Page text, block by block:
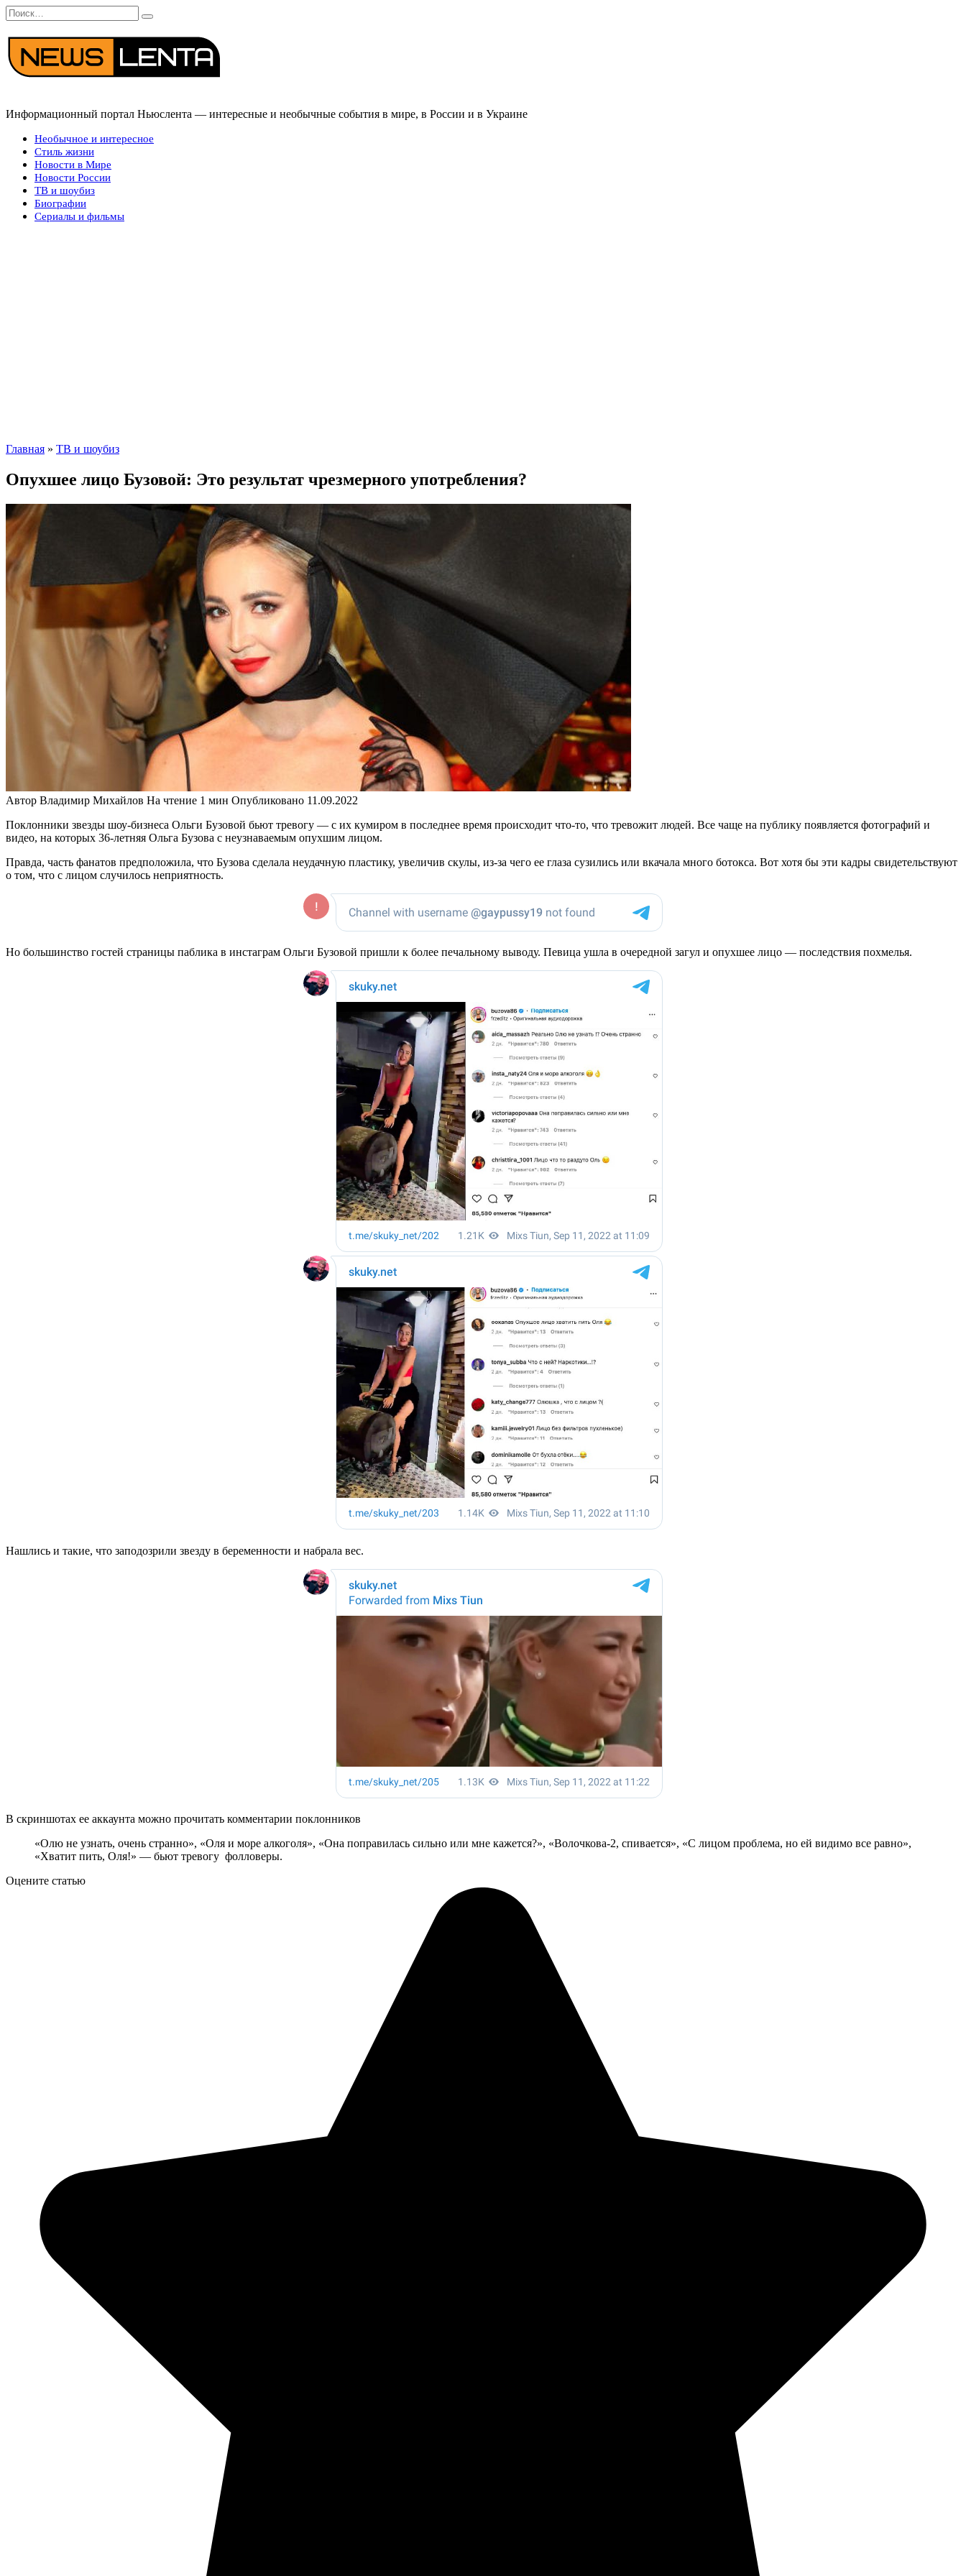
Перейти
к
содержанию
Search
for:
Информационный портал Ньюслента — интересные и необычные события в мире, в России и в Украине
Необычное и интересное
Стиль жизни
Новости в Мире
Новости России
ТВ и шоубиз
Биографии
Сериалы и фильмы
Главная » ТВ и шоубиз
Опухшее лицо Бузовой: Это результат чрезмерного употребления?
Автор Владимир Михайлов На чтение 1 мин Опубликовано 11.09.2022
Поклонники звезды шоу-бизнеса Ольги Бузовой бьют тревогу — с их кумиром в последнее время происходит что-то, что тревожит людей. Все чаще на публику появляется фотографий и
видео, на которых 36-летняя Ольга Бузова с неузнаваемым опухшим лицом.
Правда, часть фанатов предположила, что Бузова сделала неудачную пластику, увеличив скулы, из-за чего ее глаза сузились или вкачала много ботокса. Вот хотя бы эти кадры свидетельствуют
о том, что с лицом случилось неприятность.
Но большинство гостей страницы паблика в инстаграм Ольги Бузовой пришли к более печальному выводу. Певица ушла в очередной загул и опухшее лицо — последствия похмелья.
Нашлись и такие, что заподозрили звезду в беременности и набрала вес.
В скриншотах ее аккаунта можно прочитать комментарии поклонников
«Олю не узнать, очень странно», «Оля и море алкоголя», «Она поправилась сильно или мне кажется?», «Волочкова-2, спивается», «С лицом проблема, но ей видимо все равно»,
«Хватит пить, Оля!» — бьют тревогу фолловеры.
Оцените статью